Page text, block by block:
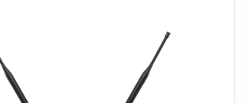
Về Phúc Thanh
Liên hệ